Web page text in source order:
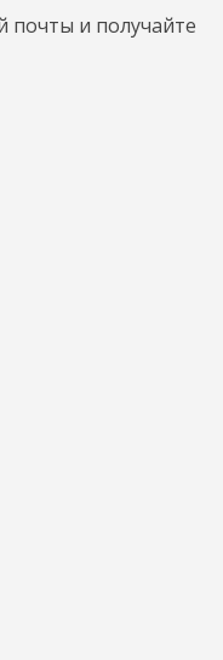
почты и получайте